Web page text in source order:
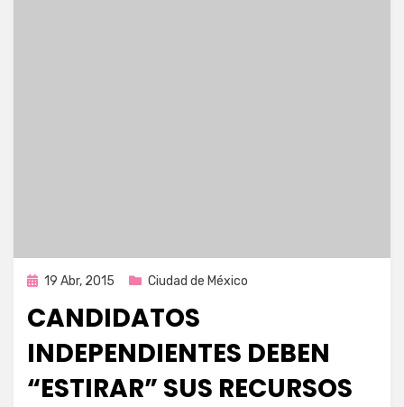
Publicada
19 Abr, 2015 Ciudad de México
CANDIDATOS
INDEPENDIENTES DEBEN
“ESTIRAR” SUS RECURSOS